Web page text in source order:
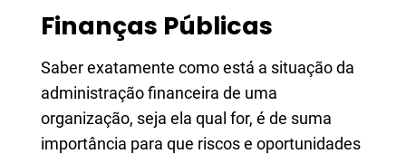
Finanças Públicas
Saber exatamente como está a situação da
administração financeira de uma
organização, seja ela qual for, é de suma
importância para que riscos e oportunidades